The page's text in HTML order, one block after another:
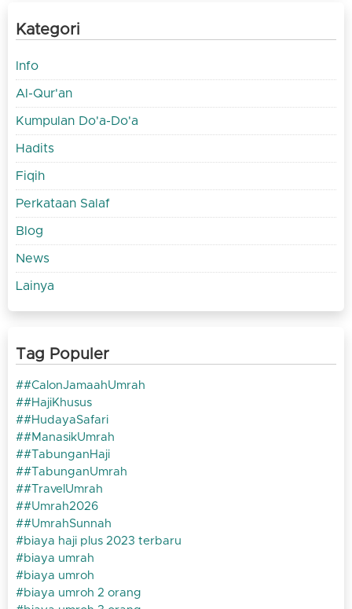
Kategori
Info
Al-Qur'an
Kumpulan Do'a-Do'a
Hadits
Fiqih
Perkataan Salaf
Blog
News
Lainya
Tag Populer
#CalonJamaahUmrah
#HajiKhusus
#HudayaSafari
#ManasikUmrah
#TabunganHaji
#TabunganUmrah
#TravelUmrah
#Umrah2026
#UmrahSunnah
biaya haji plus 2023 terbaru
biaya umrah
biaya umroh
biaya umroh 2 orang